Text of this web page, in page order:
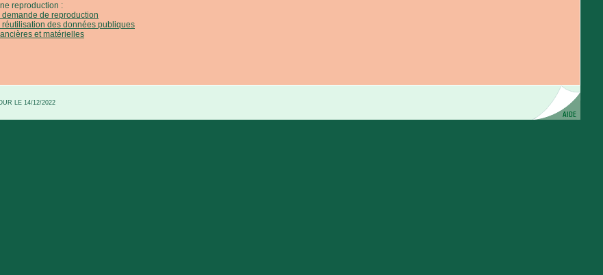
reproduction :
de reproduction
des données publiques
et matérielles
LE 14/12/2022